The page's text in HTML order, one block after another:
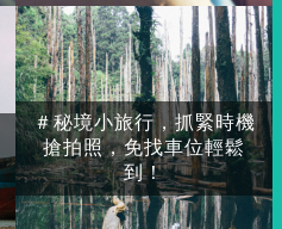
＃秘境小旅行，抓緊時機
搶拍照，免找車位輕鬆
到！